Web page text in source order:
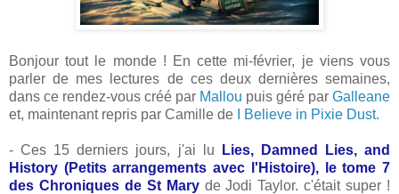
Bonjour tout le monde ! En cette mi-février, je viens vous
parler de mes lectures de ces deux dernières semaines,
dans ce rendez-vous créé par Mallou puis géré par Galleane
et, maintenant repris par Camille de
I Believe in Pixie Dust.
- Ces 15 derniers jours, j'ai lu
Lies, Damned Lies, and
History (Petits arrangements avec l'Histoire), le tome 7
des Chroniques de St Maryde Jodi Taylor. c'était super !